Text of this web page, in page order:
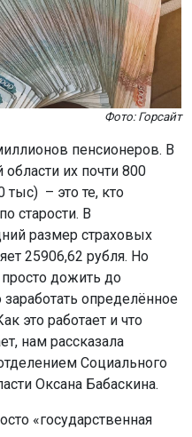
Фото: Горсайт
пенсионеров. В
их почти 800
тыс) – это те, кто
старости. В
размер страховых
25906,62 рубля. Но
дожить до
определённое
это работает и что
нам рассказала
Социального
Оксана Бабаскина.
«государственная